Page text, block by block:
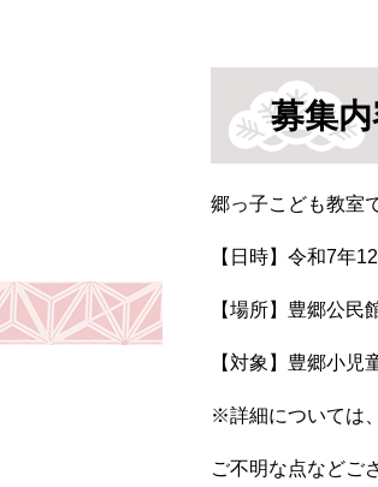
募集
郷っ子こども教室
【日時】令和7年
【場所】豊郷公民
【対象】豊郷小児
※詳細については
ご不明な点などご